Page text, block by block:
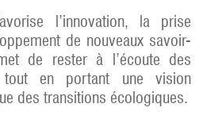
l’innovation, la prise
de nouveaux savoir-
de rester à l’écoute des
en portant une vision
des transitions écologiques.